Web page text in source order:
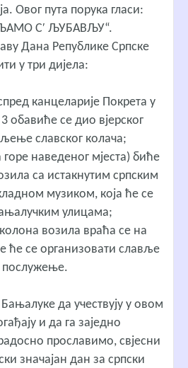
Овог пута порука гласи:
С′ ЉУБАВЉУ“.
Дана Републике Српске
у три дијела:
канцеларије Покрета у
обавиће се дио вјерског
славског колача;
наведеног мјеста) биће
са истакнутим српским
музиком, која ће се
улицама;
возила враћа се на
ће се организовати славље
послужење.
да учествују у овом
и да га заједно
прославимо, свјесни
значајан дан за српски